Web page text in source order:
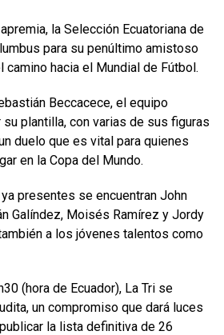
la Selección Ecuatoriana de
para su penúltimo amistoso
camino hacia el Mundial de Fútbol.
Beccacece, el equipo
plantilla, con varias de sus figuras
duelo que es vital para quienes
en la Copa del Mundo.
presentes se encuentran John
Galíndez, Moisés Ramírez y Jordy
a los jóvenes talentos como
(hora de Ecuador), La Tri se
un compromiso que dará luces
la lista definitiva de 26